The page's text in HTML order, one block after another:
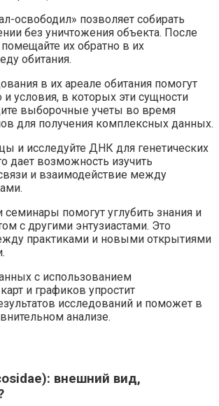
освободил» позволяет собирать
без уничтожения объекта. После
их обратно в их
обитания.
в их ареале обитания помогут
условия, в которых эти сущности
выборочные учеты во время
для получения комплексных данных.
и исследуйте ДНК для генетических
дает возможность изучить
и взаимодействие между
помогут углубить знания и
с другими энтузиастами. Это
практиками и новыми открытиями
с использованием
и графиков упростит
исследований и поможет в
анализе.
внешний вид,